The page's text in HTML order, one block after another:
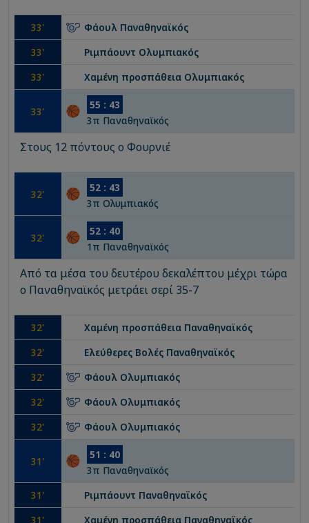
33' Φάουλ Παναθηναϊκός
33' Ριμπάουντ Ολυμπιακός
33' Χαμένη προσπάθεια Ολυμπιακός
33' 55 : 43
3π Παναθηναϊκός
Στους 12 πόντους ο Φουρνιέ
32' 52 : 43
3π Ολυμπιακός
32' 52 : 40
1 π Παναθηναϊκός
Από τα μέσα του δευτέρου δεκαλέπτου μέχρι τώρα
ο Παναθηναϊκός μετράει σερί 35-7
32' Χαμένη προσπάθεια Παναθηναϊκός
32' Ελεύθερες Βολές Παναθηναϊκός
32' Φάουλ Ολυμπιακός
32' Φάουλ Ολυμπιακός
32' Φάουλ Ολυμπιακός
31 ' 51 : 40
3π Παναθηναϊκός
31 ' Ριμπάουντ Παναθηναϊκός
31 ' Χαμένη προσπάθεια Παναθηναϊκός